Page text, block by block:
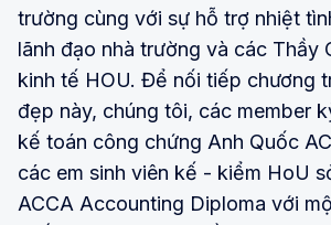
trường cùng với sự hỗ trợ nhiệt
lãnh đạo nhà trường và các Thầy
kinh tế HOU. Để nối tiếp chương
đẹp này, chúng tôi, các member
kế toán công chứng Anh Quốc
các em sinh viên kế - kiểm HoU
ACCA Accounting Diploma với